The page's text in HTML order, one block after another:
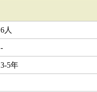
6人
-
3-5年